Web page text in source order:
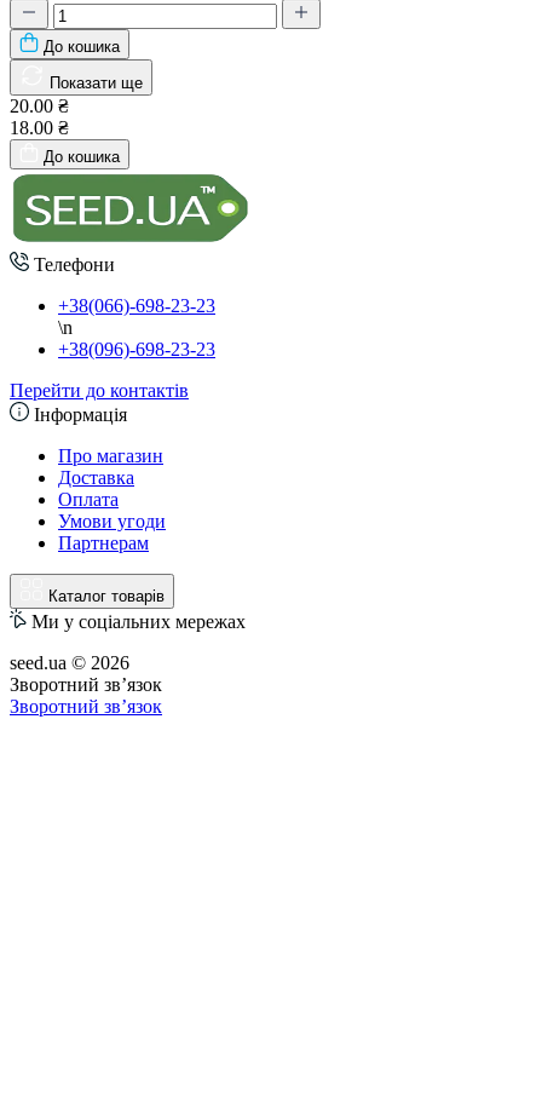
До кошика
Показати ще
20.00 ₴
18.00 ₴
До кошика
Телефони
+38(066)-698-23-23
\n
+38(096)-698-23-23
Перейти до контактів
Інформація
Про магазин
Доставка
Оплата
Умови угоди
Партнерам
Каталог товарів
Ми у соціальних мережах
seed.ua © 2026
Зворотний зв’язок
Зворотний зв’язок